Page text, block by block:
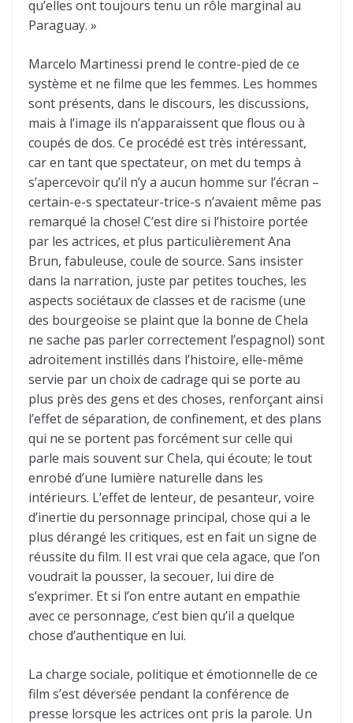
qu’elles ont toujours tenu un rôle marginal au
Paraguay. »
Marcelo Martinessi prend le contre-pied de ce
système et ne filme que les femmes. Les hommes
sont présents, dans le discours, les discussions,
mais à l’image ils n’apparaissent que flous ou à
coupés de dos. Ce procédé est très intéressant,
car en tant que spectateur, on met du temps à
s’apercevoir qu’il n’y a aucun homme sur l’écran –
certain-e-s spectateur-trice-s n’avaient même pas
remarqué la chose! C’est dire si l’histoire portée
par les actrices, et plus particulièrement Ana
Brun, fabuleuse, coule de source. Sans insister
dans la narration, juste par petites touches, les
aspects sociétaux de classes et de racisme (une
des bourgeoise se plaint que la bonne de Chela
ne sache pas parler correctement l’espagnol) sont
adroitement instillés dans l’histoire, elle-même
servie par un choix de cadrage qui se porte au
plus près des gens et des choses, renforçant ainsi
l’effet de séparation, de confinement, et des plans
qui ne se portent pas forcément sur celle qui
parle mais souvent sur Chela, qui écoute; le tout
enrobé d’une lumière naturelle dans les
intérieurs. L’effet de lenteur, de pesanteur, voire
d’inertie du personnage principal, chose qui a le
plus dérangé les critiques, est en fait un signe de
réussite du film. Il est vrai que cela agace, que l’on
voudrait la pousser, la secouer, lui dire de
s’exprimer. Et si l’on entre autant en empathie
avec ce personnage, c’est bien qu’il a quelque
chose d’authentique en lui.
La charge sociale, politique et émotionnelle de ce
film s’est déversée pendant la conférence de
presse lorsque les actrices ont pris la parole. Un